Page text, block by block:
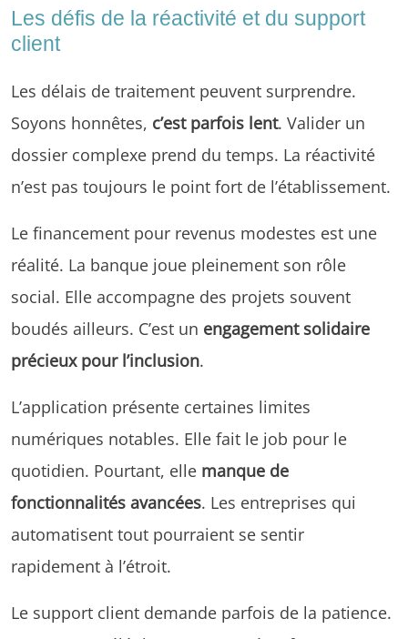
Les défis de la réactivité et du support
client
Les délais de traitement peuvent surprendre.
Soyons honnêtes, c’est parfois lent. Valider un
dossier complexe prend du temps. La réactivité
n’est pas toujours le point fort de l’établissement.
Le financement pour revenus modestes est une
réalité. La banque joue pleinement son rôle
social. Elle accompagne des projets souvent
boudés ailleurs. C’est un engagement solidaire
précieux pour l’inclusion.
L’application présente certaines limites
numériques notables. Elle fait le job pour le
quotidien. Pourtant, elle manque de
fonctionnalités avancées. Les entreprises qui
automatisent tout pourraient se sentir
rapidement à l’étroit.
Le support client demande parfois de la patience.